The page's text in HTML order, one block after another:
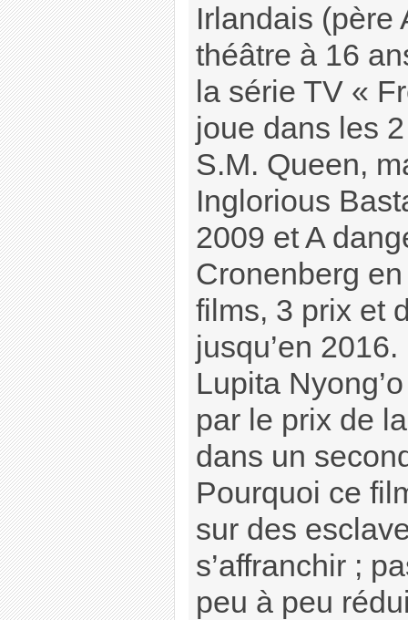
Irlandais (père
théâtre à 16
la série TV «
joue dans les
S.M. Queen,
Inglorious
2009 et A
Cronenberg
films, 3 prix et
jusqu’en 2016.
Lupita
par le prix de
dans un
Pourquoi ce
sur des
s’affranchir ;
peu à peu